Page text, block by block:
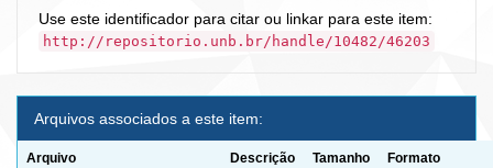
Use este identificador para citar ou linkar para este item:
http://repositorio.unb.br/handle/10482/46203
Arquivos associados a este item:
Arquivo Descrição Tamanho Formato